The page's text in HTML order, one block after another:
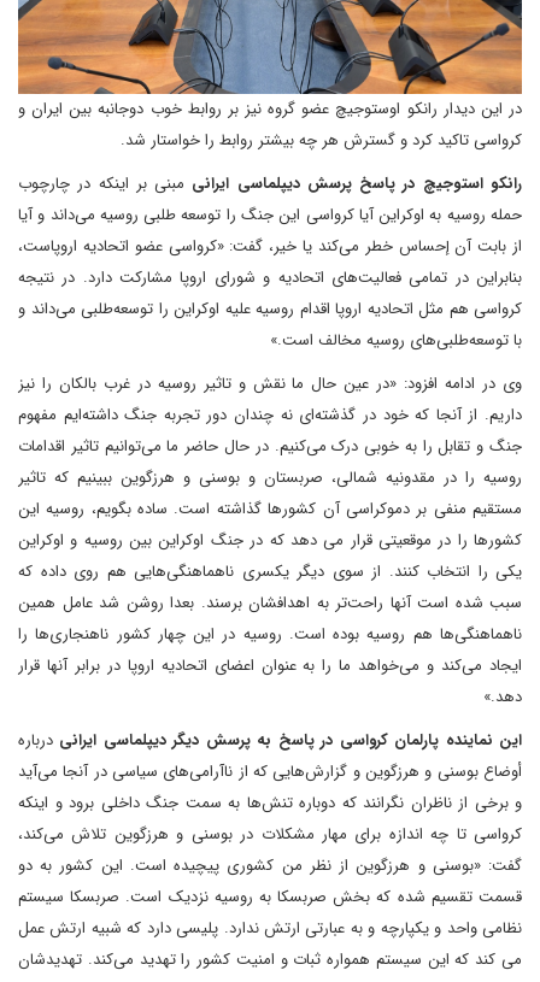
در این دیدار رانکو اوستوجیچ عضو گروه نیز بر روابط خوب دوجانبه بین ایران و
کرواسی تاکید کرد و گسترش هر چه بیشتر روابط را خواستار شد.
رانکو استوجیچ در پاسخ پرسش دیپلماسی ایرانی مبنی بر اینکه در چارچوب
حمله روسیه به اوکراین آیا کرواسی این جنگ را توسعه طلبی روسیه می‌داند و آیا
از بابت آن إحساس خطر می‌کند یا خیر، گفت: «کرواسی عضو اتحادیه اروپاست،
بنابراین در تمامی فعالیت‌های اتحادیه و شورای اروپا مشارکت دارد. در نتیجه
کرواسی هم مثل اتحادیه اروپا اقدام روسیه علیه اوکراین را توسعه‌طلبی می‌داند و
با توسعه‌طلبی‌های روسیه مخالف است.»
وی در ادامه افزود: «در عین حال ما نقش و تاثیر روسیه در غرب بالکان را نیز
داریم. از آنجا که خود در گذشته‌ای نه چندان دور تجربه جنگ داشته‌ایم مفهوم
جنگ و تقابل را به خوبی درک می‌کنیم. در حال حاضر ما می‌توانیم تاثیر اقدامات
روسیه را در مقدونیه شمالی، صربستان و بوسنی و هرزگوین ببینیم که تاثیر
مستقیم منفی بر دموکراسی آن کشورها گذاشته است. ساده بگویم، روسیه این
کشورها را در موقعیتی قرار می دهد که در جنگ اوکراین بین روسیه و اوکراین
یکی را انتخاب کنند. از سوی دیگر یکسری ناهماهنگی‌هایی هم روی داده که
سبب شده است آنها راحت‌تر به اهدافشان برسند. بعدا روشن شد عامل همین
ناهماهنگی‌ها هم روسیه بوده است. روسیه در این چهار کشور ناهنجاری‌ها را
ایجاد می‌کند و می‌خواهد ما را به عنوان اعضای اتحادیه اروپا در برابر آنها قرار
دهد.»
این نماینده پارلمان کرواسی در پاسخ به پرسش دیگر دیپلماسی ایرانی درباره
أوضاع بوسنی و هرزگوین و گزارش‌هایی که از ناآرامی‌های سیاسی در آنجا می‌آید
و برخی از ناظران نگرانند که دوباره تنش‌ها به سمت جنگ داخلی برود و اینکه
کرواسی تا چه اندازه برای مهار مشکلات در بوسنی و هرزگوین تلاش می‌کند،
گفت: «بوسنی و هرزگوین از نظر من کشوری پیچیده است. این کشور به دو
قسمت تقسیم شده که بخش صربسکا به روسیه نزدیک است. صربسکا سیستم
نظامی واحد و یکپارچه و به عبارتی ارتش ندارد. پلیسی دارد که شبیه ارتش عمل
می کند که این سیستم همواره ثبات و امنیت کشور را تهدید می‌کند. تهدیدشان